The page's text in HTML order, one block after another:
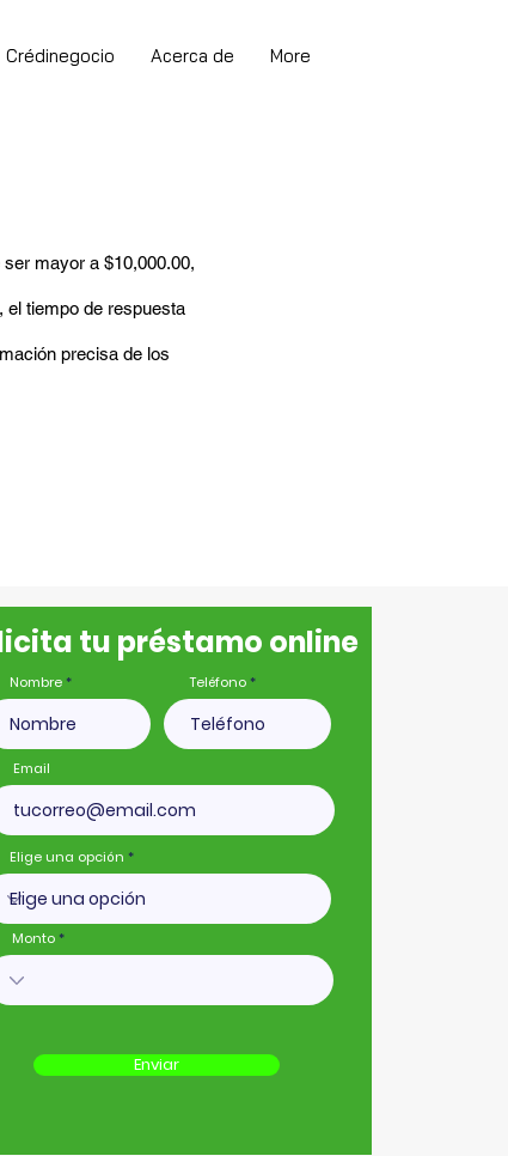
Crédinegocio Acerca de More
mayor a $10,000.00,
el tiempo de respuesta
precisa de los
tu préstamo online
Nombre Teléfono
Email
Elige una opción
Monto
Enviar